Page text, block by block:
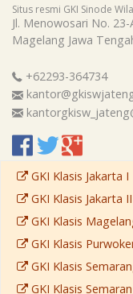
Situs resmi GKI Sinode
Jl. Menowosari No. 23-
Magelang Jawa
+62293-364734
GKI Klasis Jakarta I
GKI Klasis Jakarta II
GKI Klasis
GKI Klasis
GKI Klasis
GKI Klasis